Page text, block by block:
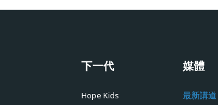
下一代
Hope Kids
媒體
最新講道